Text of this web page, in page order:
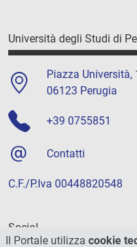
Università degli Studi di
Piazza Università,
06123 Perugia
+39 0755851
Contatti
C.F./P.Iva 00448820548
Social
Il Portale utilizza cookie